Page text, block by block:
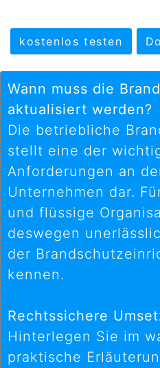
kostenlos testen
Wann muss die
aktualisiert werden?
Die betriebliche
stellt eine der
Anforderungen an
Unternehmen dar.
und flüssige
deswegen
der
kennen.
Rechtssichere
Hinterlegen Sie im
praktische